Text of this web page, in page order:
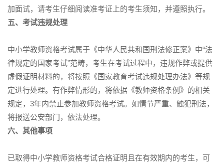
加面试，请考生仔细阅读准考证上的考生须知，并遵照执行。
五、考试违规处理
中小学教师资格考试属于《中华人民共和国刑法修正案》中“法
律规定的国家考试”范畴，考生在考试过程中，违规作弊或提供
虚假证明材料的，将按照《国家教育考试违规处理办法》等规
定进行处理。有作弊情形的，将依据《教师资格条例》的相关
规定，3年内禁止参加教师资格考试。如情节严重、触犯刑法，
将报送公安部门，依法处理。
六、其他事项
已取得中小学教师资格考试合格证明且在有效期内的考生，可